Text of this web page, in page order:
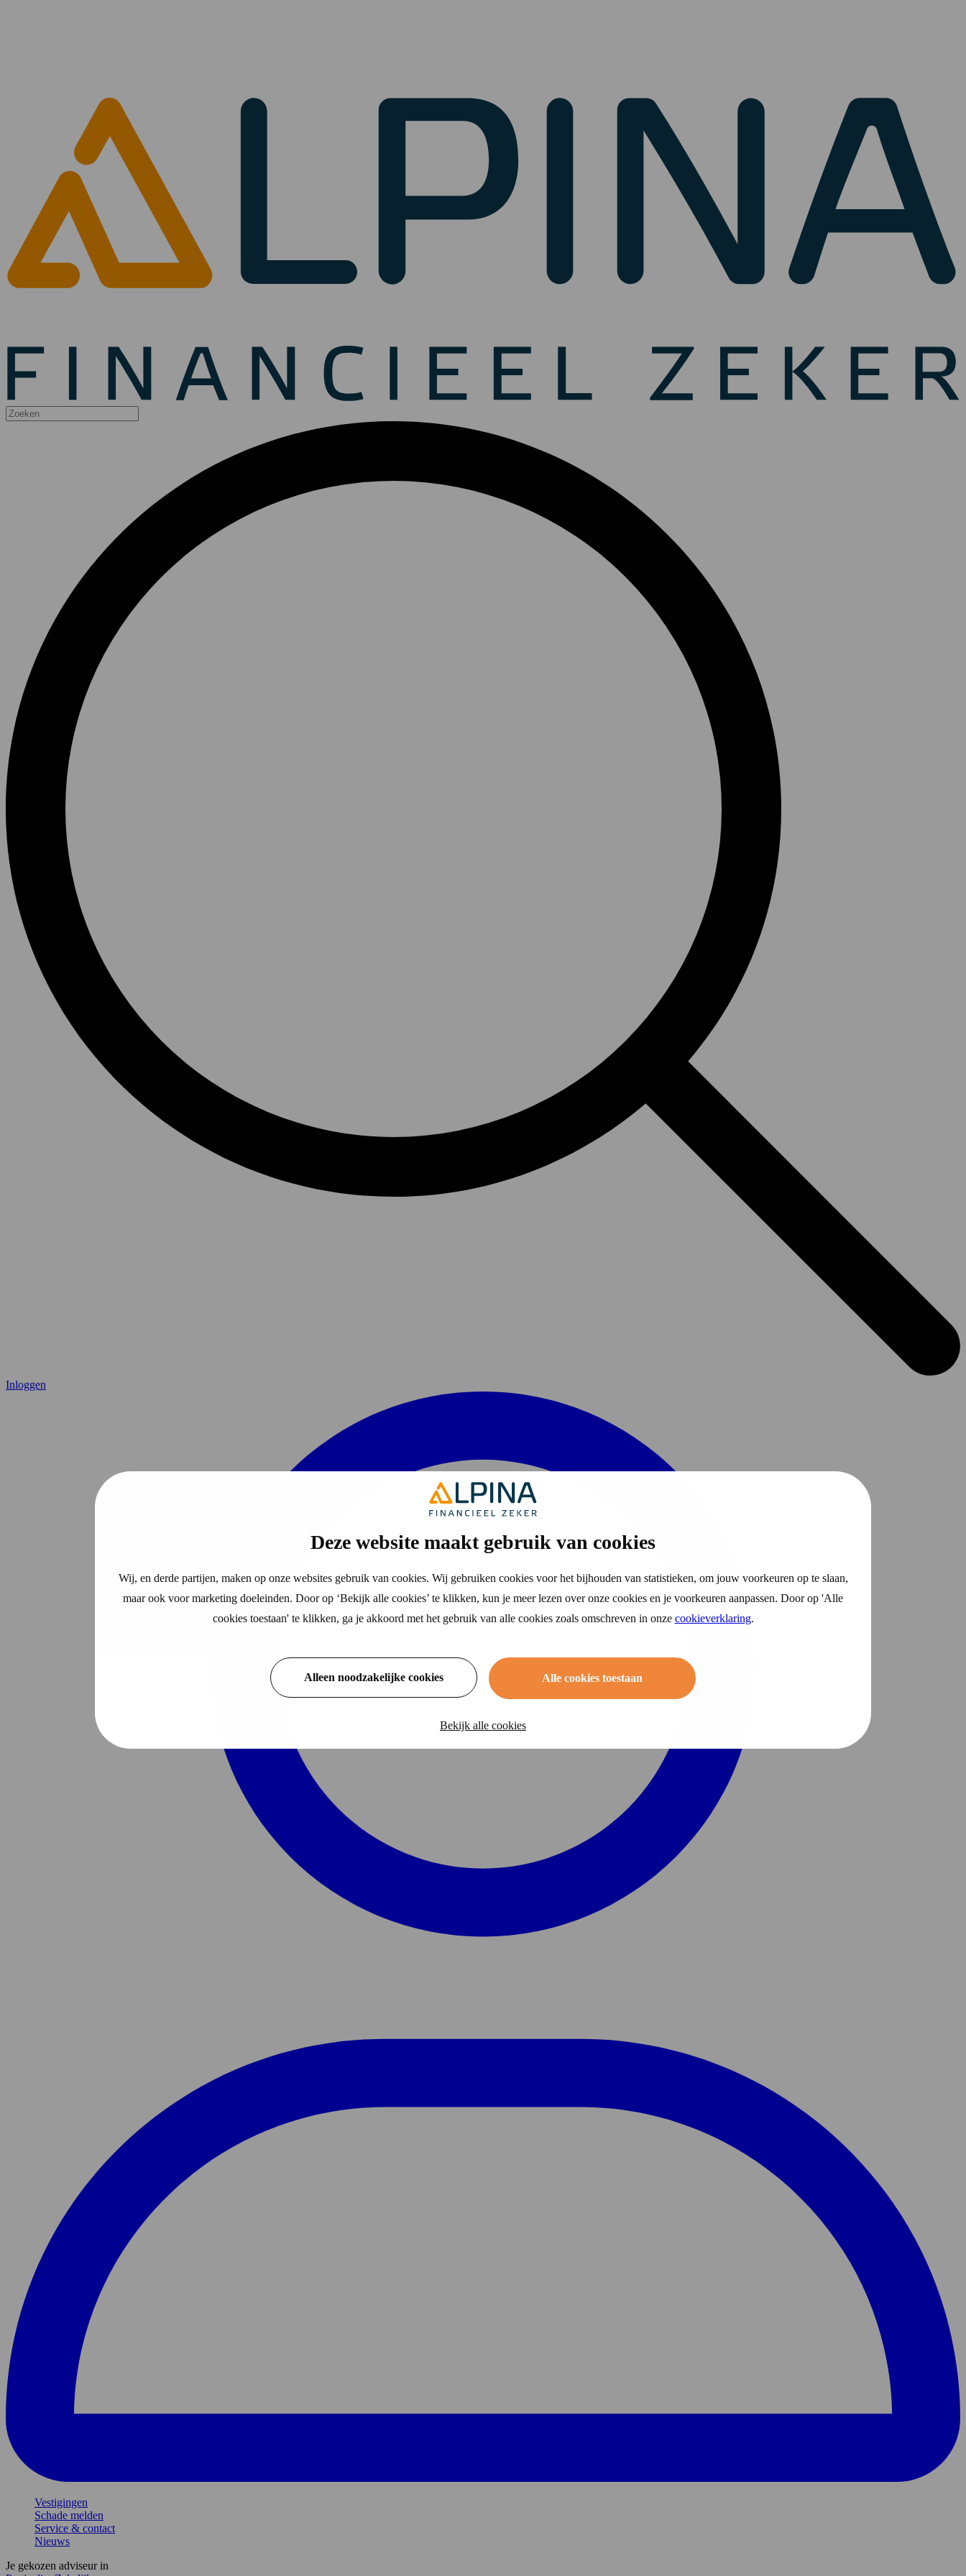
Deze website maakt gebruik van cookies
Wij, en derde partijen, maken op onze websites gebruik van cookies. Wij gebruiken cookies voor het bijhouden van statistieken, om jouw voorkeuren op te slaan,
maar ook voor marketing doeleinden. Door op ‘Bekijk alle cookies’ te klikken, kun je meer lezen over onze cookies en je voorkeuren aanpassen. Door op 'Alle
cookies toestaan' te klikken, ga je akkoord met het gebruik van alle cookies zoals omschreven in onze cookieverklaring.
Alleen noodzakelijke cookies Alle cookies toestaan
Bekijk alle cookies
Inloggen
Vestigingen
Schade melden
Service & contact
Nieuws
Je gekozen adviseur in